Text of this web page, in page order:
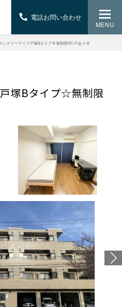
MENU
ンスリーライフ戸塚Bタイプ☆無制限Wi-Fiあり☆
塚Bタイプ☆無制限
電話お問い合わせ